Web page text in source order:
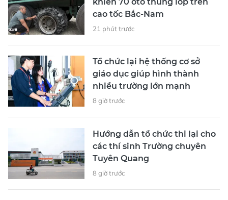
cao tốc Bắc-Nam
21 phút trước
Tổ chức lại hệ thống cơ sở
giáo dục giúp hình thành
nhiều trường lớn mạnh
8 giờ trước
Hướng dẫn tổ chức thi lại cho
các thí sinh Trường chuyên
Tuyên Quang
8 giờ trước